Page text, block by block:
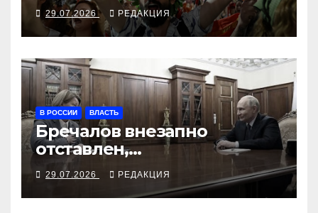
Рамы
29.07.2026 РЕДАКЦИЯ
В РОССИИ ВЛАСТЬ
Бречалов внезапно
отставлен,
бесперебойность
оборонзаказа требуется
теперь от Абрамовой
29.07.2026 РЕДАКЦИЯ